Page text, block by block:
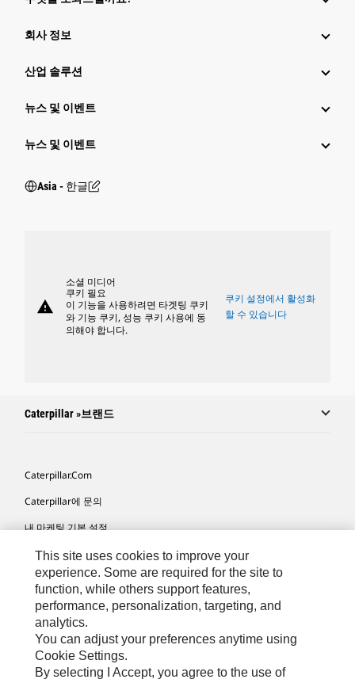
회사 정보
산업 솔루션
뉴스 및 이벤트
뉴스 및 이벤트
Asia - 한글
warning
소셜 미디어
쿠키 필요
이 기능을 사용하려면 타겟팅 쿠키
와 기능 쿠키, 성능 쿠키 사용에 동
의해야 합니다.
쿠키 설정에서 활성화
할 수 있습니다
Caterpillar »브랜드
Caterpillar.com
Caterpillar에 문의
내 마케팅 기본 설정
사이트 맵
Cookie Settings
법적 고지
개인정보취급방침
위치정보 이용약관
This site uses cookies to improve your
experience. Some are required for the site to
function, while others support features,
performance, personalization, targeting, and
analytics.
You can adjust your preferences anytime using
Cookie Settings.
By selecting I Accept, you agree to the use of